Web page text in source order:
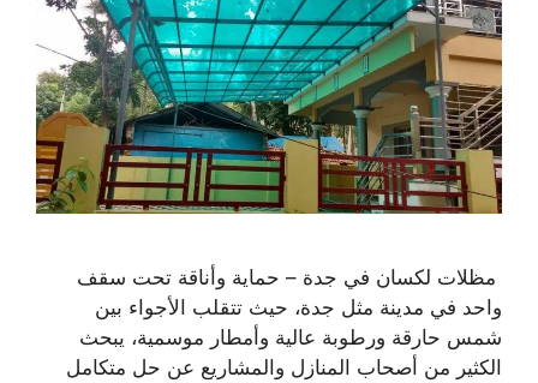
مظلات لكسان في جدة – حماية وأناقة تحت سقف
واحد في مدينة مثل جدة، حيث تتقلب الأجواء بين
شمس حارقة ورطوبة عالية وأمطار موسمية، يبحث
الكثير من أصحاب المنازل والمشاريع عن حل متكامل